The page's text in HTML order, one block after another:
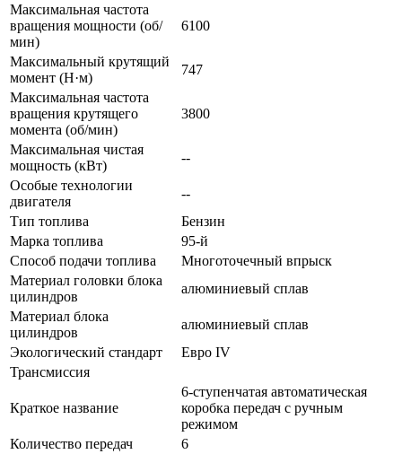
Максимальная частота
вращения мощности (об/
мин)
6100
Максимальный крутящий
момент (Н·м)
747
Максимальная частота
вращения крутящего
момента (об/мин)
3800
Максимальная чистая
мощность (кВт)
--
Особые технологии
двигателя
--
Тип топлива
Бензин
Марка топлива
95-й
Способ подачи топлива
Многоточечный впрыск
Материал головки блока
цилиндров
алюминиевый сплав
Материал блока
цилиндров
алюминиевый сплав
Экологический стандарт
Евро IV
Трансмиссия
Краткое название
6-ступенчатая автоматическая
коробка передач с ручным
режимом
Количество передач
6